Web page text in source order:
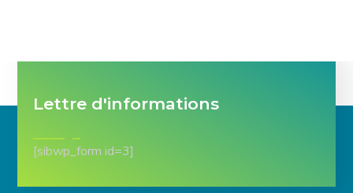
Lettre d'informations
[sibwp_form id=3]